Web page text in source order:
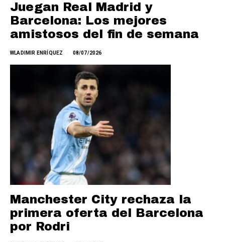
Juegan Real Madrid y
Barcelona: Los mejores
amistosos del fin de semana
WLADIMIR ENRÍQUEZ 08/07/2026
Manchester City rechaza la
primera oferta del Barcelona
por Rodri